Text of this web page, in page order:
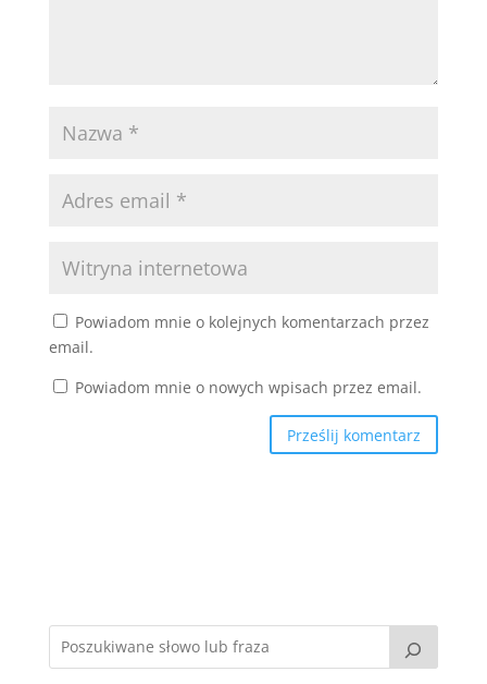
Powiadom mnie o kolejnych komentarzach przez
email.
Powiadom mnie o nowych wpisach przez email.